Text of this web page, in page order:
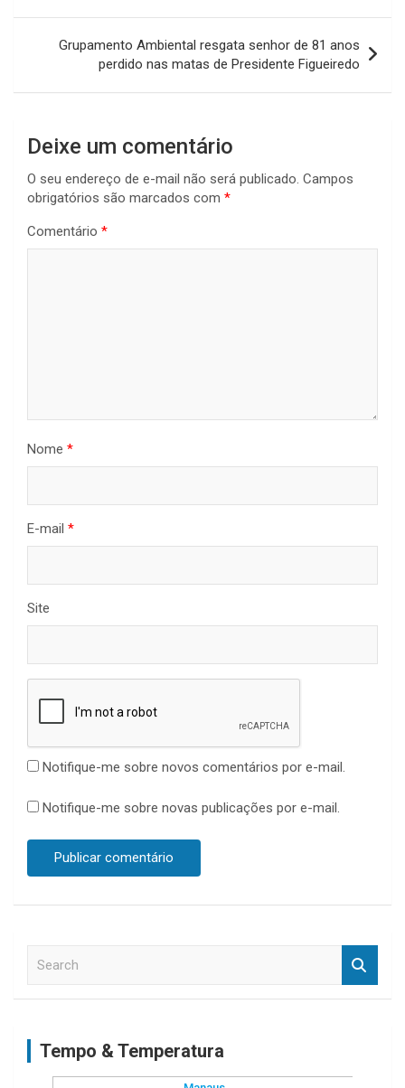
Post
Grupamento Ambiental resgata senhor de 81 anos
perdido nas matas de Presidente Figueiredo
Deixe um comentário
O seu endereço de e-mail não será publicado. Campos
obrigatórios são marcados com *
Comentário *
Nome *
E-mail *
Site
Notifique-me sobre novos comentários por e-mail.
Notifique-me sobre novas publicações por e-mail.
Tempo & Temperatura